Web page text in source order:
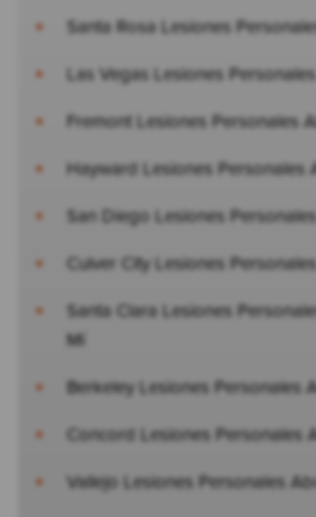
Santa Rosa Lesiones
Las Vegas Lesiones
Fremont Lesiones Personales
Hayward Lesiones
San Diego Lesiones
Culver City Lesiones
Santa Clara Lesiones
Mí
Berkeley Lesiones Personales
Concord Lesiones Personales
Vallejo Lesiones Personales